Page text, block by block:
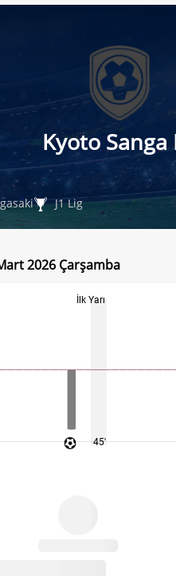
Kyoto Sanga
J1 Lig
2026 Çarşamba
İlk Yarı
45'